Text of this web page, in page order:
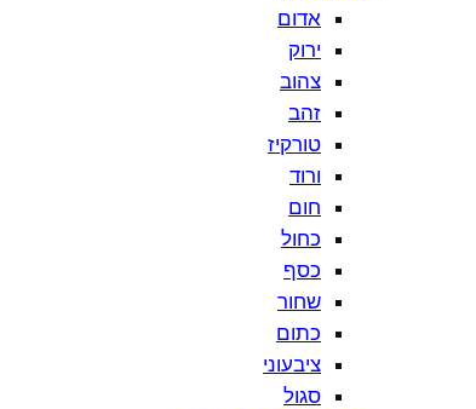
אדום
ירוק
צהוב
זהב
טורקיז
ורוד
חום
כחול
כסף
שחור
כתום
ציבעוני
סגול